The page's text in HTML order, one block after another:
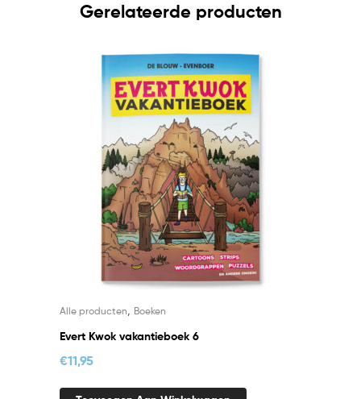
Gerelateerde producten
Alle producten Boeken
Evert Kwok vakantieboek 6
€11,95